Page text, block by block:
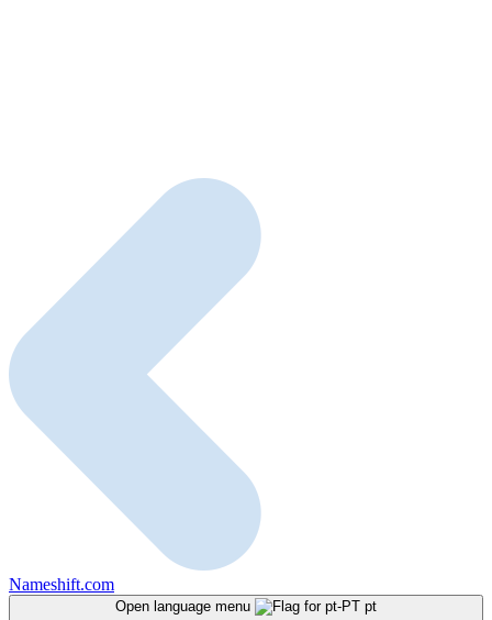
Nameshift.com
Open language menu pt